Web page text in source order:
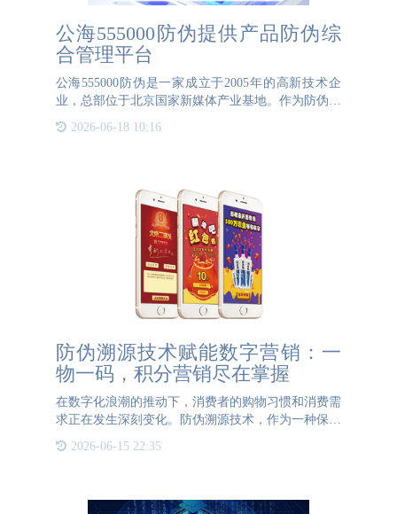
公海555000防伪提供产品防伪综
合管理平台
公海555000防伪是一家成立于2005年的高新技术企
业，总部位于北京国家新媒体产业基地。作为防伪行
行业经验，服务了万余家品牌，并见证了中国防伪溯
2026-06-18 10:16
防伪溯源技术赋能数字营销：一
物一码，积分营销尽在掌握
在数字化浪潮的推动下，消费者的购物习惯和消费需
求正在发生深刻变化。防伪溯源技术，作为一种保障
产品质量和安全的重要手段，正与数字营销深度融
合，为品牌商带来全新的营销机遇。 一物一码，是
2026-06-15 22:35